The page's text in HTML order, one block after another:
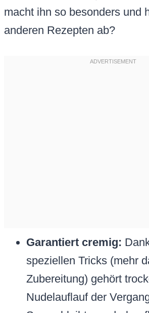
macht ihn so besonders und
anderen Rezepten ab?
Garantiert cremig:
speziellen Tricks (mehr
Zubereitung) gehört
Nudelauflauf der